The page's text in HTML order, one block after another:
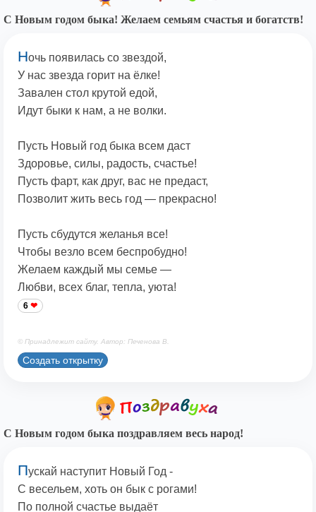
С Новым годом быка! Желаем семьям счастья и богатств!
Ночь появилась со звездой,
У нас звезда горит на ёлке!
Завален стол крутой едой,
Идут быки к нам, а не волки.
Пусть Новый год быка всем даст
Здоровье, силы, радость, счастье!
Пусть фарт, как друг, вас не предаст,
Позволит жить весь год — прекрасно!
Пусть сбудутся желанья все!
Чтобы везло всем беспробудно!
Желаем каждый мы семье —
Любви, всех благ, тепла, уюта!
6
© Принадлежит сайту. Автор: Печенова В.
Создать открытку
С Новым годом быка поздравляем весь народ!
Пускай наступит Новый Год -
С весельем, хоть он бык с рогами!
По полной счастье выдаёт